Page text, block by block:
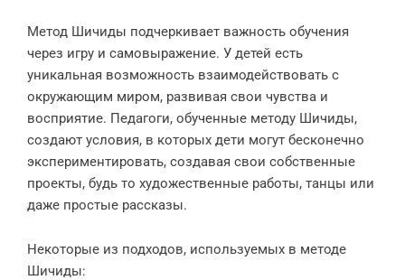
Метод Шичиды подчеркивает важность обучения
через игру и самовыражение. У детей есть
уникальная возможность взаимодействовать с
окружающим миром, развивая свои чувства и
восприятие. Педагоги, обученные методу Шичиды,
создают условия, в которых дети могут бесконечно
экспериментировать, создавая свои собственные
проекты, будь то художественные работы, танцы или
даже простые рассказы.
Некоторые из подходов, используемых в методе
Шичиды: